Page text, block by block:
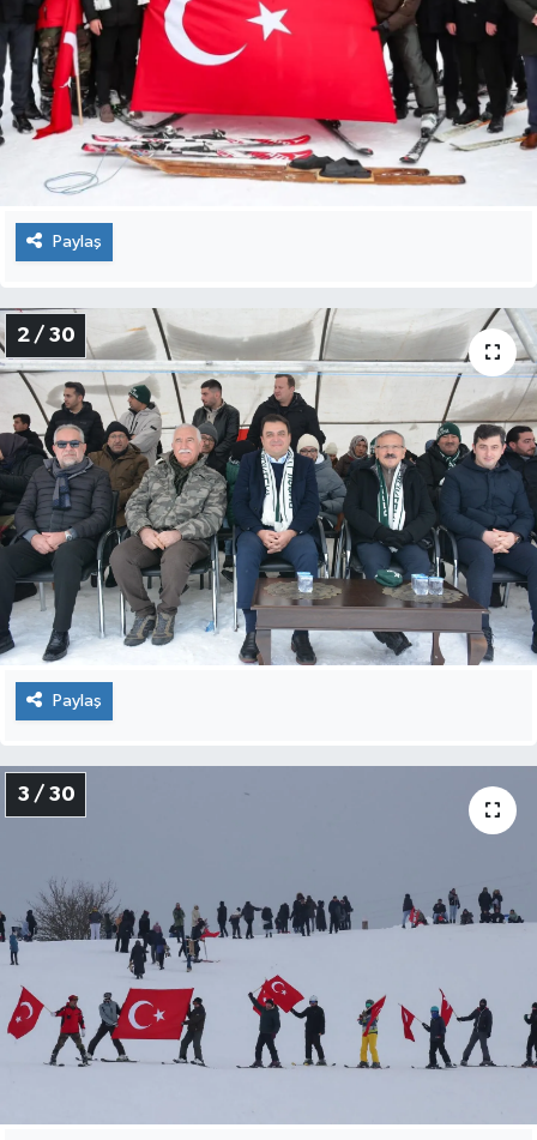
Paylaş
2 / 30
Paylaş
3 / 30